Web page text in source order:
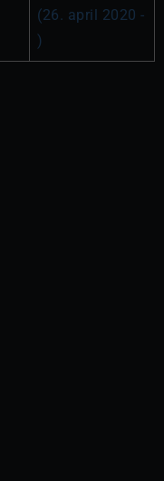
(26. april 2020 -
)